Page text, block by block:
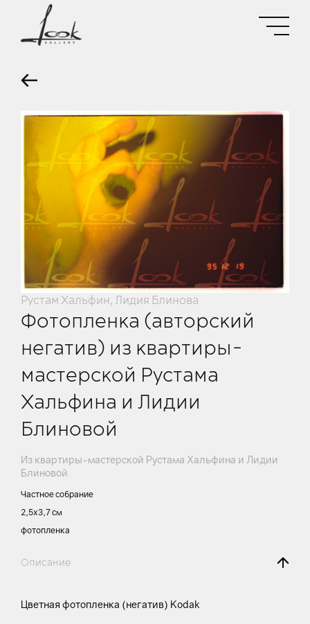
Рустам Хальфин, Лидия Блинова
Фотопленка (авторский
негатив) из квартиры-
мастерской Рустама
Хальфина и Лидии
Блиновой
Из квартиры-мастерской Рустама Хальфина и Лидии
Блиновой
Частное собрание
2,5х3,7 см
фотопленка
Описание
Цветная фотопленка (негатив) Kodak